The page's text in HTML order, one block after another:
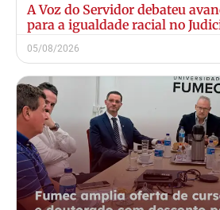
A Voz do Servidor debateu
para a igualdade racial no
05/08/2026